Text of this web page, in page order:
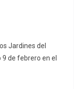
Jardines del
de febrero en el